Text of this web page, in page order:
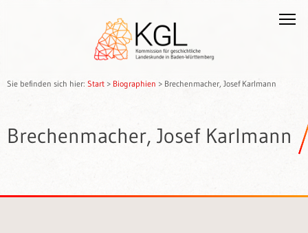
Sie befinden sich hier: Start > Biographien > Brechenmacher, Josef Karlmann
Brechenmacher, Josef Karlmann